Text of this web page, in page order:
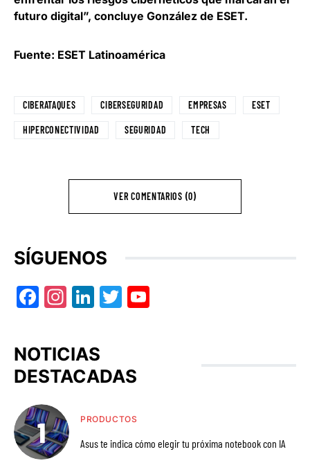
futuro digital”, concluye González de ESET.
Fuente: ESET Latinoamérica
CIBERATAQUES CIBERSEGURIDAD EMPRESAS ESET
HIPERCONECTIVIDAD SEGURIDAD TECH
VER COMENTARIOS (0)
SÍGUENOS
Facebook
Instagram
LinkedIn
Twitter
NOTICIAS
DESTACADAS
PRODUCTOS
Asus te indica cómo elegir tu próxima notebook con IA